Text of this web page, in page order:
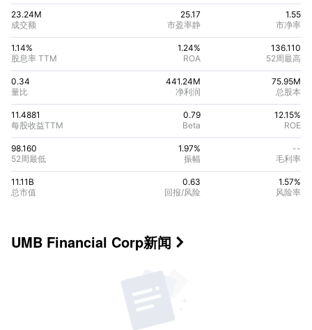
23.24M
成交额
25.17
市盈率静
1.55
市净率
1.14%
股息率 TTM
1.24%
ROA
136.110
52周最高
0.34
量比
441.24M
净利润
75.95M
总股本
11.4881
每股收益TTM
0.79
Beta
12.15%
ROE
98.160
52周最低
1.97%
振幅
--
毛利率
11.11B
总市值
0.63
回报/风险
1.57%
风险率
UMB Financial Corp新闻 